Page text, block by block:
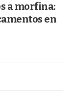
a morfina:
en